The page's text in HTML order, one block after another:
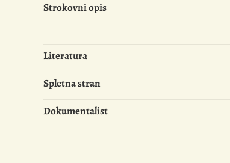
Strokovni opis
Literatura
Spletna stran
Dokumentalist